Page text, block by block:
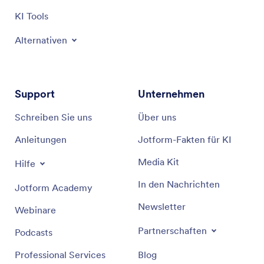
KI Tools
Alternativen
Support
Schreiben Sie uns
Anleitungen
Hilfe
Jotform Academy
Webinare
Podcasts
Professional Services
Unternehmen
Über uns
Jotform-Fakten für KI
Media Kit
In den Nachrichten
Newsletter
Partnerschaften
Blog